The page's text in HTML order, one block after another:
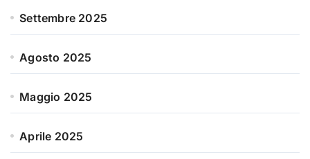
Settembre 2025
Agosto 2025
Maggio 2025
Aprile 2025